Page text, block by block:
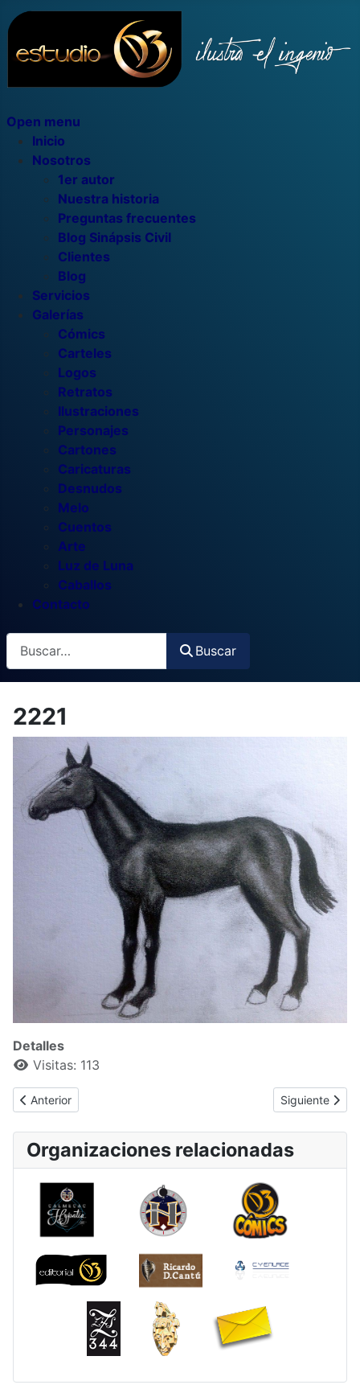
Open menu
Inicio
Nosotros
1er autor
Nuestra historia
Preguntas frecuentes
Blog Sinápsis Civil
Clientes
Blog
Servicios
Galerías
Cómics
Carteles
Logos
Retratos
Ilustraciones
Personajes
Cartones
Caricaturas
Desnudos
Melo
Cuentos
Arte
Luz de Luna
Caballos
Contacto
Buscar
Buscar
2221
Detalles
Visitas: 113
Artículo anterior: 2222
Anterior Artículo
Siguiente
Organizaciones relacionadas